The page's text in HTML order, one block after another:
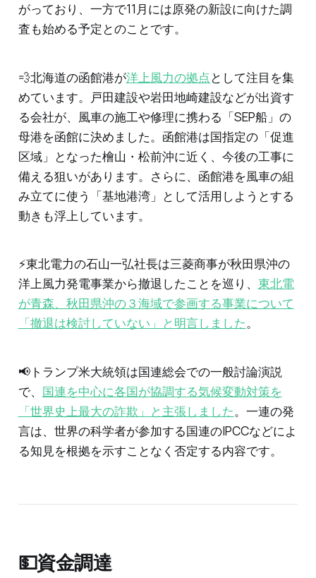
がっており、一方で11月には原発の新設に向けた調
査も始める予定とのことです。
💨北海道の函館港が洋上風力の拠点として注目を集
めています。戸田建設や岩田地崎建設などが出資す
る会社が、風車の施工や修理に携わる「SEP船」の
母港を函館に決めました。函館港は国指定の「促進
区域」となった檜山・松前沖に近く、今後の工事に
備える狙いがあります。さらに、函館港を風車の組
み立てに使う「基地港湾」として活用しようとする
動きも浮上しています。
⚡️東北電力の石山一弘社長は三菱商事が秋田県沖の
洋上風力発電事業から撤退したことを巡り、 東北電
が青森、秋田県沖の３海域で参画する事業について
「撤退は検討していない」と明言しました。
📢トランプ米大統領は国連総会での一般討論演説
で、 国連を中心に各国が協調する気候変動対策を
「世界史上最大の詐欺」と主張しました。一連の発
言は、世界の科学者が参加する国連のIPCCなどによ
る知見を根拠を示すことなく否定する内容です。
💵資金調達